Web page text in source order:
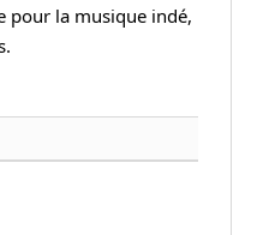
pour la musique indé,